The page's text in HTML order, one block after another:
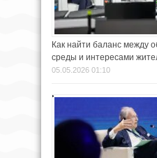
Как найти баланс между
среды и интересами
05.05.2026 01:10